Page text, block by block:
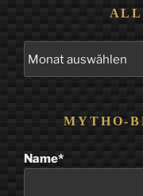
MYTHO-
Name*